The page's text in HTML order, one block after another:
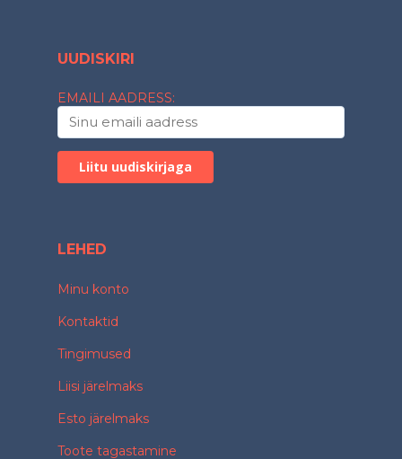
UUDISKIRI
EMAILI AADRESS:
LEHED
Minu konto
Kontaktid
Tingimused
Liisi järelmaks
Esto järelmaks
Toote tagastamine